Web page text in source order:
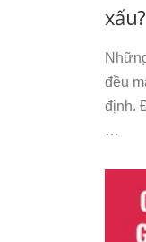
đều
định.
…